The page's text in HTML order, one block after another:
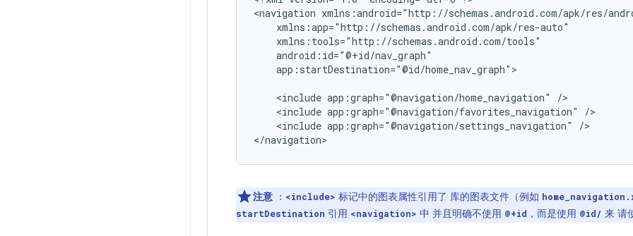
<navigation
app:startDestination="@id/home_nav_graph">
<include app:graph="@navigation/home_navigation"
<include app:graph="@navigation/favorites_navigation"
<include app:graph="@navigation/settings_navigation"
/>
注意 ： <include> 标记中的图表属性引用了 库的图表文件（例如
startDestination 引用 <navigation> 中 并且明确不使用 @+id ，而是使用 @id/ 来 请